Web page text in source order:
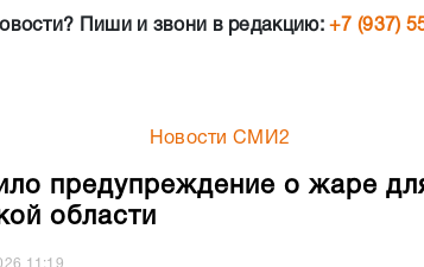
Пиши и звони в редакцию:+7 (937)
Новости СМИ2
предупреждение о жаре
области
11:19